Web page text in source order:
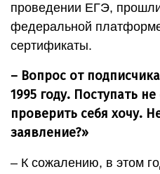
проведении ЕГЭ,
федеральной
сертификаты.
– Вопрос от
1995 году. Поступать
проверить себя хочу.
заявление?»
– К сожалению, в этом